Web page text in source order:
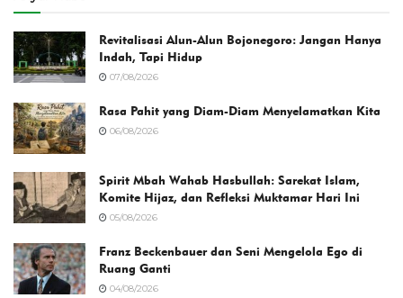
Revitalisasi Alun-Alun Bojonegoro: Jangan Hanya
Indah, Tapi Hidup
07/08/2026
Rasa Pahit yang Diam-Diam Menyelamatkan Kita
06/08/2026
Spirit Mbah Wahab Hasbullah: Sarekat Islam,
Komite Hijaz, dan Refleksi Muktamar Hari Ini
05/08/2026
Franz Beckenbauer dan Seni Mengelola Ego di
Ruang Ganti
04/08/2026